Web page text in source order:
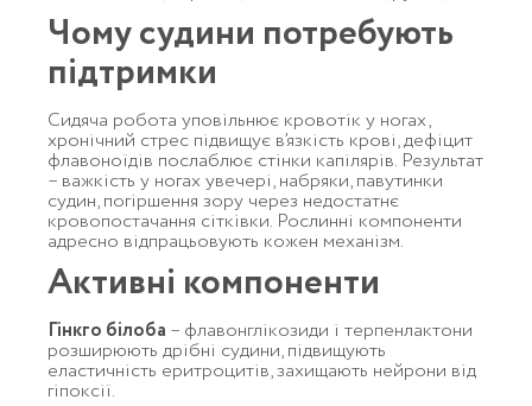
Чому судини потребують
підтримки
Сидяча робота уповільнює кровотік у ногах,
хронічний стрес підвищує в’язкість крові, дефіцит
флавоноїдів послаблює стінки капілярів. Результат
– важкість у ногах увечері, набряки, павутинки
судин, погіршення зору через недостатнє
кровопостачання сітківки. Рослинні компоненти
адресно відпрацьовують кожен механізм.
Активні компоненти
Гінкго білоба – флавонглікозиди і терпенлактони
розширюють дрібні судини, підвищують
еластичність еритроцитів, захищають нейрони від
гіпоксії.